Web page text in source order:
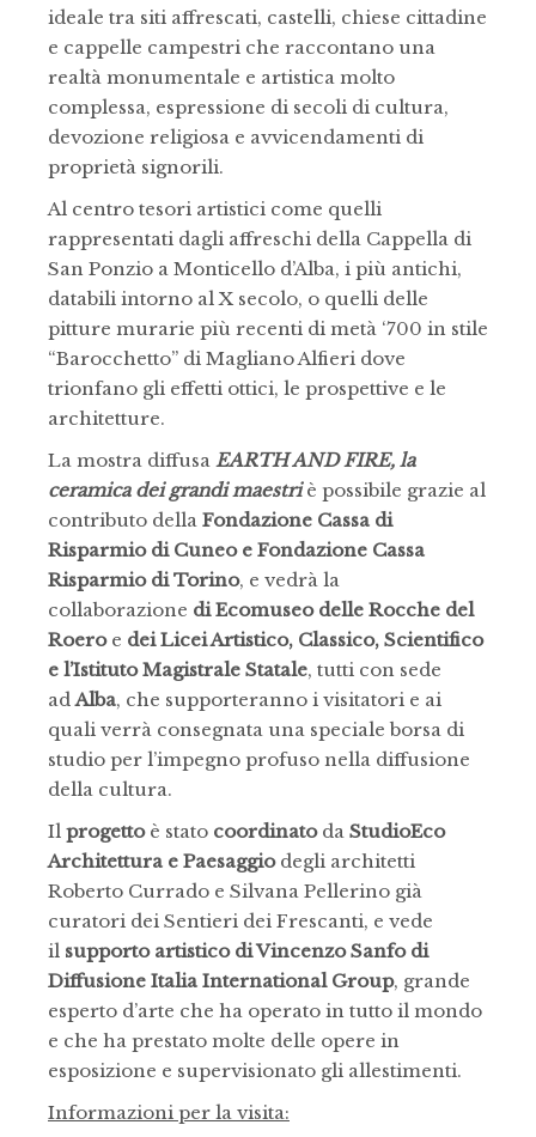
ideale tra siti affrescati, castelli, chiese cittadine
e cappelle campestri che raccontano una
realtà monumentale e artistica molto
complessa, espressione di secoli di cultura,
devozione religiosa e avvicendamenti di
proprietà signorili.
Al centro tesori artistici come quelli
rappresentati dagli affreschi della Cappella di
San Ponzio a Monticello d’Alba, i più antichi,
databili intorno al X secolo, o quelli delle
pitture murarie più recenti di metà ‘700 in stile
“Barocchetto” di Magliano Alfieri dove
trionfano gli effetti ottici, le prospettive e le
architetture.
La mostra diffusa EARTH AND FIRE, la
ceramica dei grandi maestriè possibile grazie al
contributo della Fondazione Cassa di
Risparmio di Cuneo e Fondazione Cassa
Risparmio di Torino, e vedrà la
collaborazione di Ecomuseo delle Rocche del
Roero e dei Licei Artistico, Classico, Scientifico
e l’Istituto Magistrale Statale, tutti con sede
adAlba, che supporteranno i visitatori e ai
quali verrà consegnata una speciale borsa di
studio per l’impegno profuso nella diffusione
della cultura.
Il progetto è stato coordinato da StudioEco
Architettura e Paesaggio degli architetti
Roberto Currado e Silvana Pellerino già
curatori dei Sentieri dei Frescanti, e vede
il supporto artistico di Vincenzo Sanfo di
Diffusione Italia International Group, grande
esperto d’arte che ha operato in tutto il mondo
e che ha prestato molte delle opere in
esposizione e supervisionato gli allestimenti.
Informazioni per la visita: